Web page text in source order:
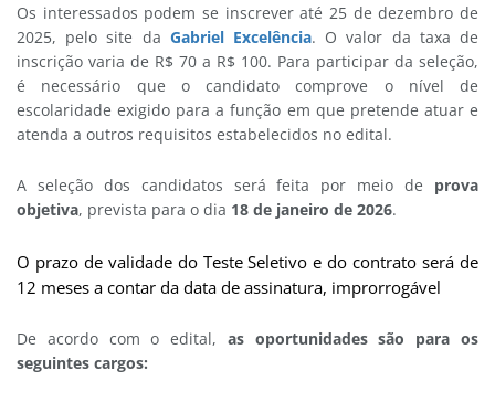
Os interessados podem se inscrever até 25 de dezembro de
2025, pelo site da Gabriel Excelência. O valor da taxa de
inscrição varia de R$ 70 a R$ 100. Para participar da seleção,
é necessário que o candidato comprove o nível de
escolaridade exigido para a função em que pretende atuar e
atenda a outros requisitos estabelecidos no edital.
A seleção dos candidatos será feita por meio de prova
objetiva, prevista para o dia 18 de janeiro de 2026.
O prazo de validade do Teste Seletivo e do contrato será de
12 meses a contar da data de assinatura, improrrogável
De acordo com o edital, as oportunidades são para os
seguintes cargos: